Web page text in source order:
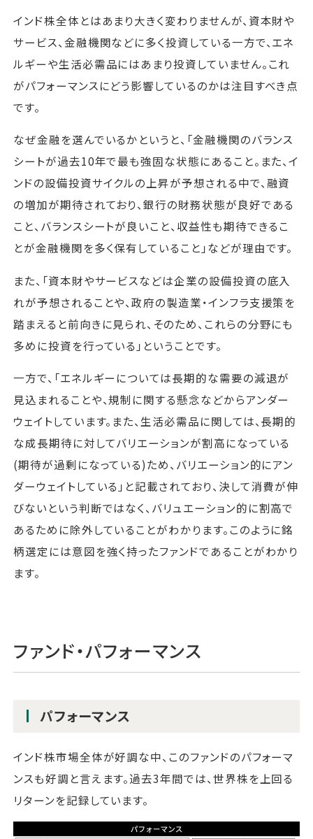
インド株全体とはあまり大きく変わりませんが、資本財や
サービス、金融機関などに多く投資している一方で、エネ
ルギーや生活必需品にはあまり投資していません。これ
がパフォーマンスにどう影響しているのかは注目すべき点
です。
なぜ金融を選んでいるかというと、「金融機関のバランス
シートが過去10年で最も強固な状態にあること。また、イ
ンドの設備投資サイクルの上昇が予想される中で、融資
の増加が期待されており、銀行の財務状態が良好である
こと、バランスシートが良いこと、収益性も期待できるこ
とが金融機関を多く保有していること」などが理由です。
また、「資本財やサービスなどは企業の設備投資の底入
れが予想されることや、政府の製造業・インフラ支援策を
踏まえると前向きに見られ、そのため、これらの分野にも
多めに投資を行っている」ということです。
一方で、「エネルギーについては長期的な需要の減退が
見込まれることや、規制に関する懸念などからアンダー
ウェイトしています。また、生活必需品に関しては、長期的
な成長期待に対してバリエーションが割高になっている
(期待が過剰になっている)ため、バリエーション的にアン
ダーウェイトしている」と記載されており、決して消費が伸
びないという判断ではなく、バリュエーション的に割高で
あるために除外していることがわかります。このように銘
柄選定には意図を強く持ったファンドであることがわかり
ます。
ファンド・パフォーマンス
パフォーマンス
インド株市場全体が好調な中、このファンドのパフォーマ
ンスも好調と言えます。過去3年間では、世界株を上回る
リターンを記録しています。